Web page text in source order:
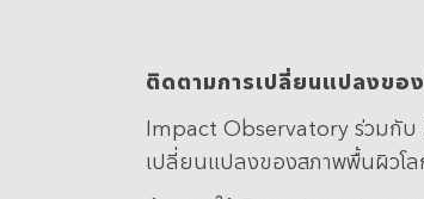
ติดตามการเปลี่ยนแปลงขอ
Impact Observatory ร่วมกับ
เปลี่ยนแปลงของสภาพพื้นผิวโล